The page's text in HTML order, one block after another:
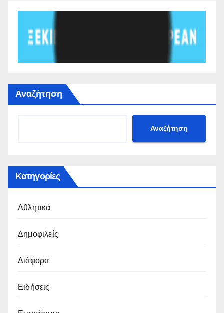
Αναζήτηση
Αναζήτηση
Κατηγορίες
Αθλητικά
Δημοφιλείς
Διάφορα
Ειδήσεις